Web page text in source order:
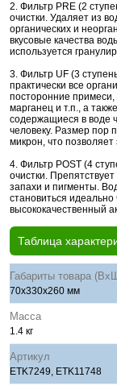
2. Фильтр PRE (2
очистки. Удаляет из
органических и
вкусовые качества
используется
3. Фильтр UF (3
практически все
посторонние
марганец и т.п., а
содержащиеся в воде
человеку. Размер пор
микрон, что
4. Фильтр POST (4
очистки.
запахи и пигменты.
становиться
высококачественный
Таблица
Габариты товара
70x330x260 мм
Масса
1.4 кг
Артикул
ETK7249, ETK11748